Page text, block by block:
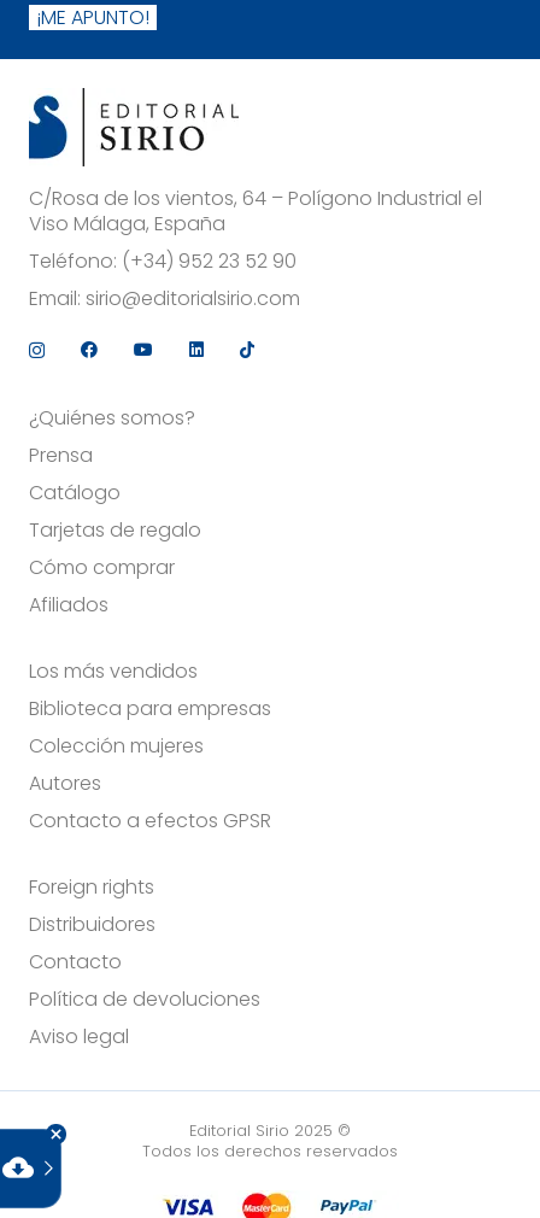
¡ME APUNTO!
C/Rosa de los vientos, 64 – Polígono Industrial el
Viso Málaga, España
Teléfono: (+34) 952 23 52 90
Email: sirio@editorialsirio.com
cloud_download
¿Quiénes somos?
Prensa
Catálogo
Tarjetas de regalo
Cómo comprar
Afiliados
Los más vendidos
Biblioteca para empresas
Colección mujeres
Autores
Contacto a efectos GPSR
Foreign rights
Distribuidores
Contacto
Política de devoluciones
Aviso legal
Editorial Sirio 2025 ©
Todos los derechos reservados